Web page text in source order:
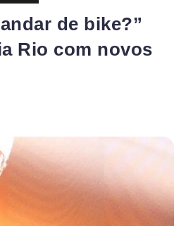
de bike?”
Rio com novos